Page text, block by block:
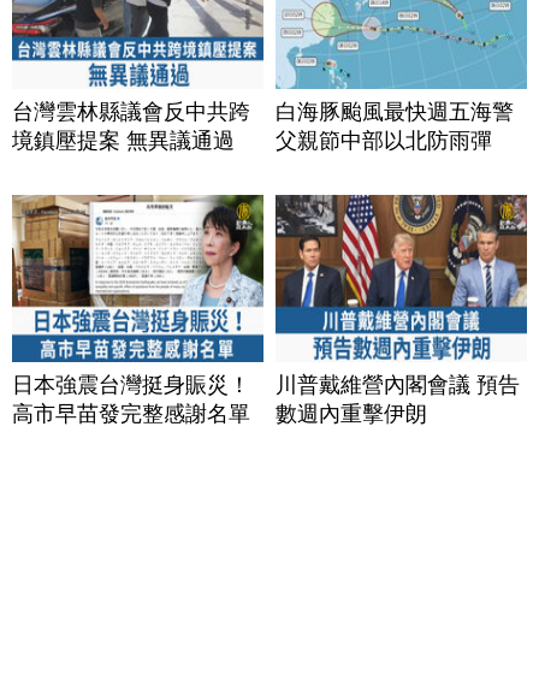
台灣雲林縣議會反中共跨
境鎮壓提案 無異議通過
白海豚颱風最快週五海警
父親節中部以北防雨彈
日本強震台灣挺身賑災！
高市早苗發完整感謝名單
川普戴維營內閣會議 預告
數週內重擊伊朗